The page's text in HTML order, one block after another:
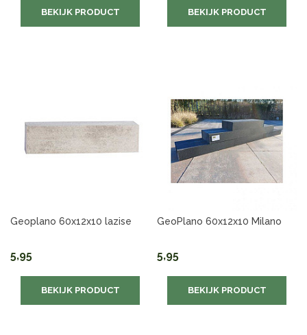
BEKIJK PRODUCT BEKIJK PRODUCT
Geoplano 60x12x10 lazise
5,95
BEKIJK PRODUCT
GeoPlano 60x12x10 Milano
5,95
BEKIJK PRODUCT